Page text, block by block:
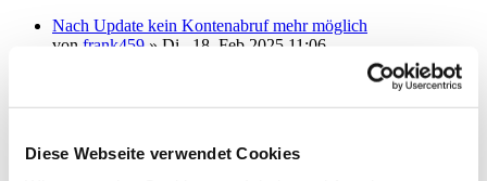
Diese Webseite verwendet Cookies
Nach Update kein Kontenabruf mehr möglich
von frank459 » Di., 18. Feb 2025 11:06
Letzter BeitragvonWolf21
USB Chipkartenleser